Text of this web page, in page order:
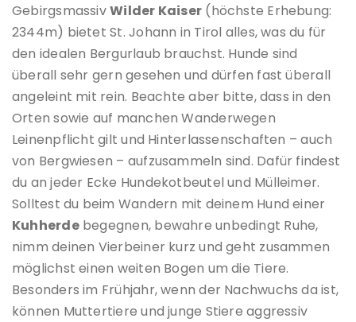
GebirgsmassivWilder Kaiser (höchste Erhebung:
2344m) bietet St. Johann in Tirol alles, was du für
den idealen Bergurlaub brauchst. Hunde sind
überall sehr gern gesehen und dürfen fast überall
angeleint mit rein. Beachte aber bitte, dass in den
Orten sowie auf manchen Wanderwegen
Leinenpflicht gilt und Hinterlassenschaften – auch
von Bergwiesen – aufzusammeln sind. Dafür findest
du an jeder Ecke Hundekotbeutel und Mülleimer.
Solltest du beim Wandern mit deinem Hund einer
Kuhherdebegegnen, bewahre unbedingt Ruhe,
nimm deinen Vierbeiner kurz und geht zusammen
möglichst einen weiten Bogen um die Tiere.
Besonders im Frühjahr, wenn der Nachwuchs da ist,
können Muttertiere und junge Stiere aggressiv